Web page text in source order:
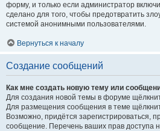
форму, и только если администратор
сделано для того, чтобы предотвратить
системой анонимными пользователями.
Вернуться к началу
Создание сообщений
Как мне создать новую тему или
Для создания новой темы в форуме
Для размещения сообщения в теме
Возможно, придётся зарегистрироваться,
сообщение. Перечень ваших прав доступа